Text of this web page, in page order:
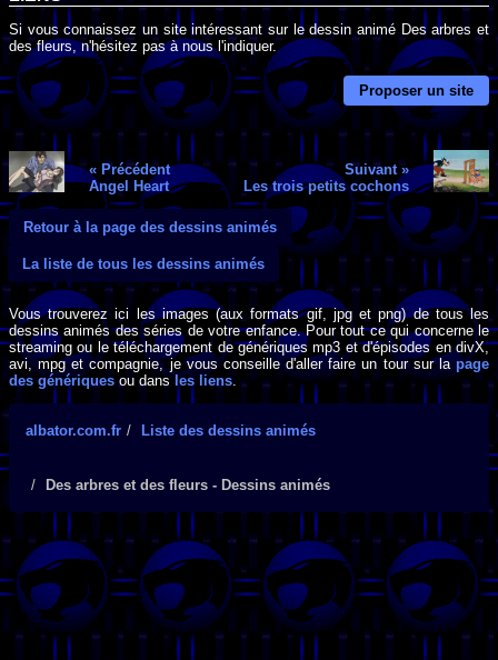
Si vous connaissez un site intéressant sur le dessin animé Des arbres et
des fleurs, n'hésitez pas à nous l'indiquer.
Proposer un site
« Précédent
Angel Heart
Suivant »
Les trois petits cochons
Retour à la page des dessins animés
La liste de tous les dessins animés
Vous trouverez ici les images (aux formats gif, jpg et png) de tous les
dessins animés des séries de votre enfance. Pour tout ce qui concerne le
streaming ou le téléchargement de génériques mp3 et d'épisodes en divX,
avi, mpg et compagnie, je vous conseille d'aller faire un tour sur lapage
des génériques ou dans les liens.
albator.com.fr Liste des dessins animés
Des arbres et des fleurs - Dessins animés